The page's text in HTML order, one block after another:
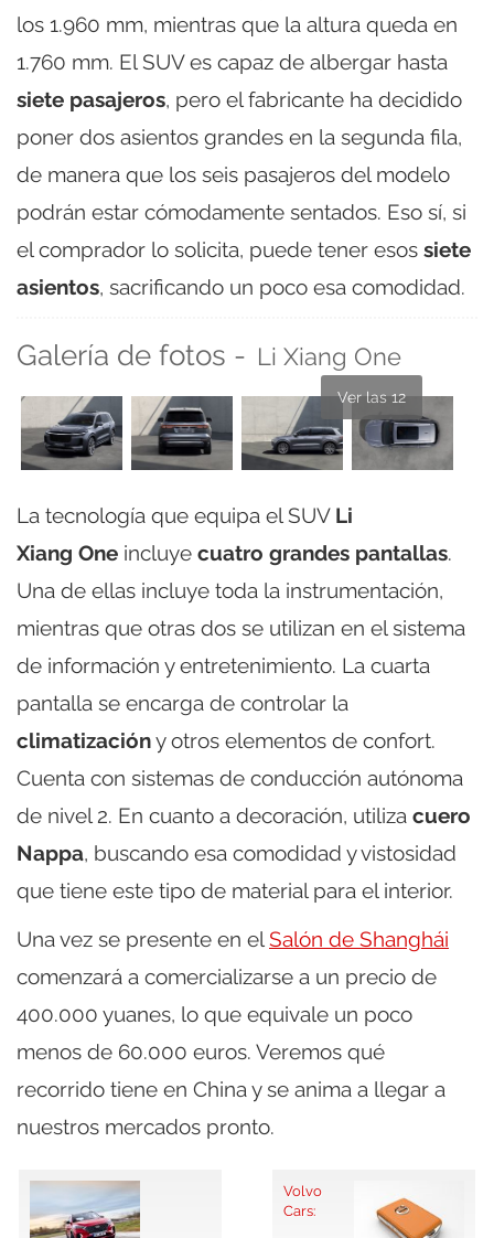
los 1.960 mm, mientras que la altura queda en
1.760 mm. El SUV es capaz de albergar hasta
siete pasajeros, pero el fabricante ha decidido
poner dos asientos grandes en la segunda fila,
de manera que los seis pasajeros del modelo
podrán estar cómodamente sentados. Eso sí, si
el comprador lo solicita, puede tener esos siete
asientos, sacrificando un poco esa comodidad.
Galería de fotos - Li Xiang One
Ver las 12
La tecnología que equipa el SUV Li
Xiang One incluye cuatro grandes pantallas.
Una de ellas incluye toda la instrumentación,
mientras que otras dos se utilizan en el sistema
de información y entretenimiento. La cuarta
pantalla se encarga de controlar la
climatizacióny otros elementos de confort.
Cuenta con sistemas de conducción autónoma
de nivel 2. En cuanto a decoración, utiliza cuero
Nappa, buscando esa comodidad y vistosidad
que tiene este tipo de material para el interior.
Una vez se presente en elSalón de Shanghái
comenzará a comercializarse a un precio de
400.000 yuanes, lo que equivale un poco
menos de 60.000 euros. Veremos qué
recorrido tiene en China y se anima a llegar a
nuestros mercados pronto.
Volvo
Cars: